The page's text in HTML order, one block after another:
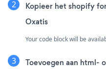
Kopieer het shopify
Oxatis
Your code block will be
Toevoegen aan html-